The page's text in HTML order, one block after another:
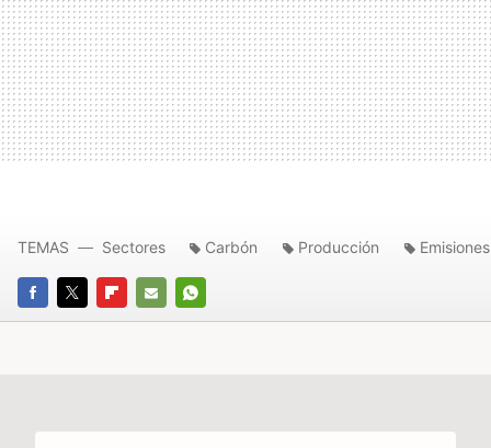
FACEBOOK
TWITTERFLIPBOARD
E-
WHATSAPP
TEMAS Sectores Carbón Producción Emisiones